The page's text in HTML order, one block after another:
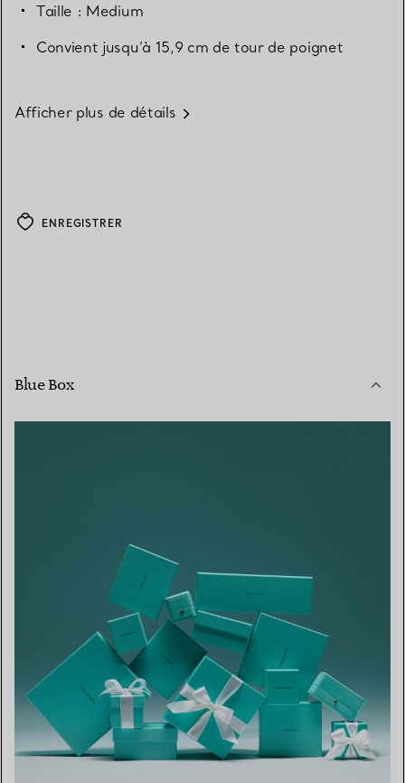
Taille : Medium
Convient jusqu’à 15,9 cm de tour de poignet
Afficher plus de détails
ENREGISTRER
Blue Box